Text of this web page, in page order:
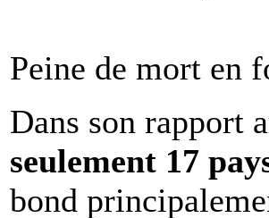
Peine de mort en
Dans son rapport
seulement 17
bond